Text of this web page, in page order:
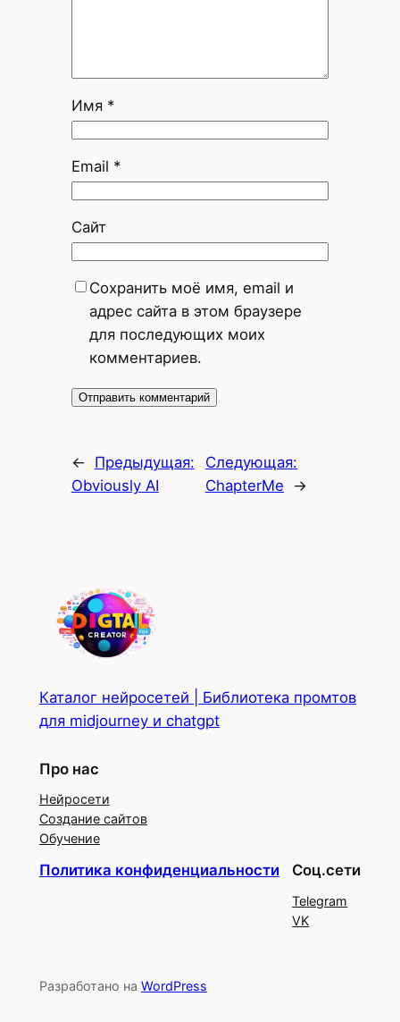
Имя *
Email *
Сайт
Сохранить моё имя, email и
адрес сайта в этом браузере
для последующих моих
комментариев.
←
Предыдущая:
Obviously AI
Следующая:
ChapterMe
→
Каталог нейросетей | Библиотека промтов
для midjourney и chatgpt
Про нас
Нейросети
Создание сайтов
Обучение
Политика конфиденциальности Соц.сети
Telegram
VK
Разработано на WordPress